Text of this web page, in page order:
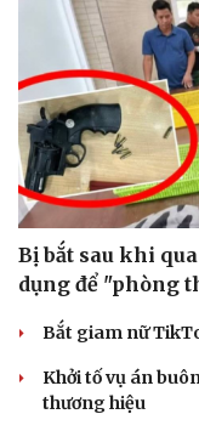
Bị bắt sau khi
dụng để "phòng
Bắt giam nữ
Khởi tố vụ án
thương hiệu